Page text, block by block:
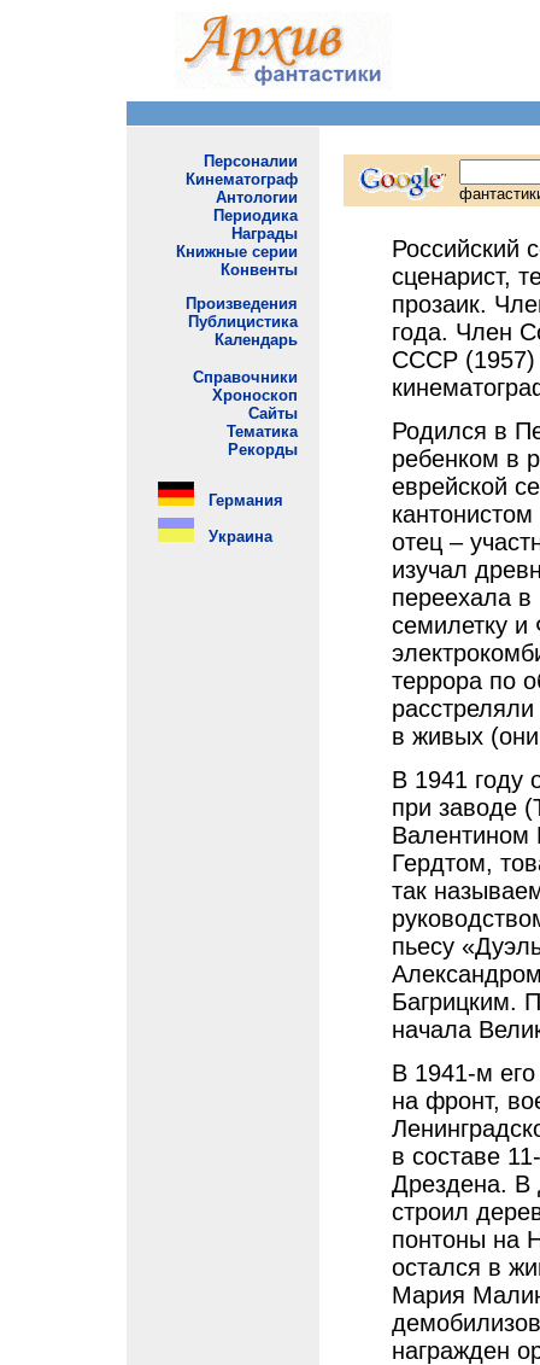
Российский
сценарист,
прозаик.
года. Член
СССР
Родился в
ребенком в
еврейской
отец –
изучал
переехала
семилетку
террора по
в живых
В 1941 году
при заводе
Валентином
Гердтом,
так
пьесу
Багрицким.
начала
В 1941-м
на фронт,
в составе
Дрездена. В
строил
понтоны на
остался в
Мария
награжден